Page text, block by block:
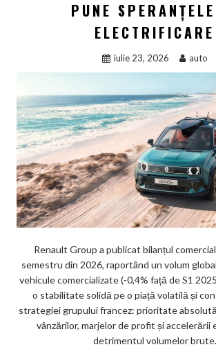
PUNE
ELECTRIFICARE
iulie 23, 2026 auto
Renault Group a publicat bilanțul
semestru din 2026, raportând un volum
vehicule comercializate (-0,4% față de S1
o stabilitate solidă pe o piață volatilă și
strategiei grupului francez: prioritate
vânzărilor, marjelor de profit și accelerării
detrimentul volumelor brute.